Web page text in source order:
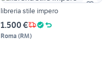
libreria stile impero
1.500 €
Roma (RM)